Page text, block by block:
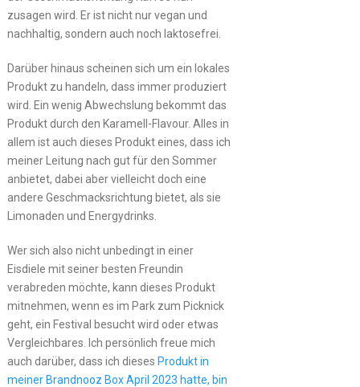
zusagen wird. Er ist nicht nur vegan und
nachhaltig, sondern auch noch laktosefrei.
Darüber hinaus scheinen sich um ein lokales
Produkt zu handeln, dass immer produziert
wird. Ein wenig Abwechslung bekommt das
Produkt durch den Karamell-Flavour. Alles in
allem ist auch dieses Produkt eines, dass ich
meiner Leitung nach gut für den Sommer
anbietet, dabei aber vielleicht doch eine
andere Geschmacksrichtung bietet, als sie
Limonaden und Energydrinks.
Wer sich also nicht unbedingt in einer
Eisdiele mit seiner besten Freundin
verabreden möchte, kann dieses Produkt
mitnehmen, wenn es im Park zum Picknick
geht, ein Festival besucht wird oder etwas
Vergleichbares. Ich persönlich freue mich
auch darüber, dass ich dieses Produkt in
meiner Brandnooz Box April 2023 hatte, bin